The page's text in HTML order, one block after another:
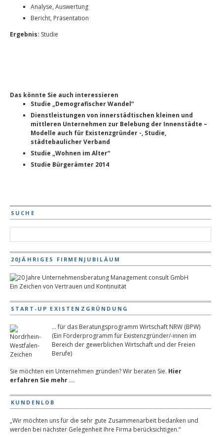
Analyse, Auswertung
Bericht, Präsentation
Ergebnis: Studie
Das könnte Sie auch interessieren
Studie „Demografischer Wandel“
Dienstleistungen von innerstädtischen kleinen und
mittleren Unternehmen zur Belebung der Innenstädte –
Modelle auch für Existenzgründer -, Studie,
städtebaulicher Verband
Studie „Wohnen im Alter“
Studie Bürgerämter 2014
SUCHE
20JÄHRIGES FIRMENJUBILÄUM
Ein Zeichen von Vertrauen und Kontinuität
START-UP EXISTENZGRÜNDUNG
... für das Beratungsprogramm Wirtschaft NRW (BPW)
(Ein Förderprogramm für Existenzgründer/-innen im
Bereich der gewerblichen Wirtschaft und der Freien
Berufe)
Sie möchten ein Unternehmen gründen? Wir beraten Sie. Hier
erfahren Sie mehr ...
KUNDENLOB
„Wir möchten uns für die sehr gute Zusammenarbeit bedanken und
werden bei nächster Gelegenheit Ihre Firma berücksichtigen.“